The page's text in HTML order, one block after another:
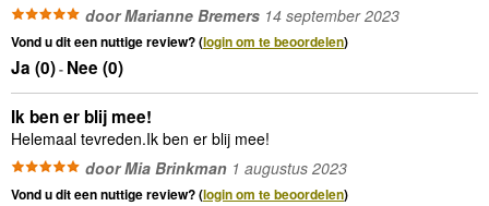
door Marianne Bremers 14 september 2023
Vond u dit een nuttige review? (login om te beoordelen)
Ja (0)- Nee (0)
Ik ben er blij mee!
Helemaal tevreden.Ik ben er blij mee!
door Mia Brinkman 1 augustus 2023
Vond u dit een nuttige review? (login om te beoordelen)